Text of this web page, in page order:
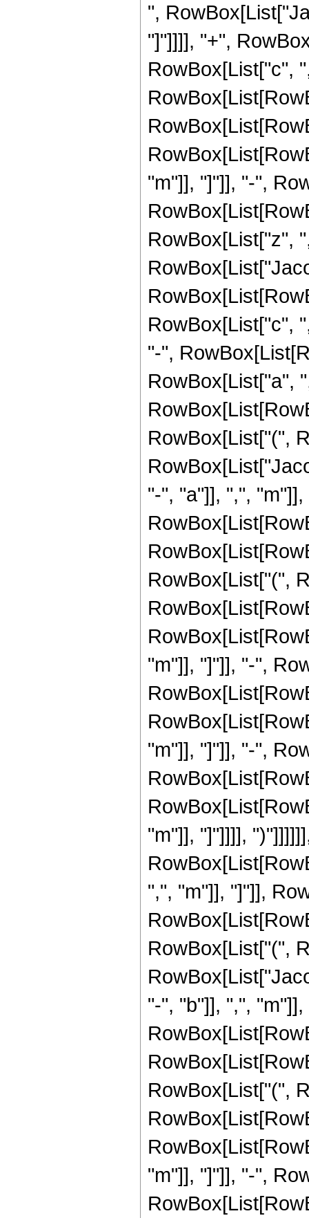
",
"]"]]]], "+",
RowBox[List["c",
"m"]], "]"]], "-",
RowBox[List["z",
RowBox[List["c",
"-",
RowBox[List["a",
RowBox[List["(",
"-", "a"]], ",",
RowBox[List["(",
"m"]], "]"]], "-",
"m"]], "]"]], "-",
"m"]], "]"]]]],
",", "m"]], "]"]],
RowBox[List["(",
"-", "b"]], ",",
RowBox[List["(",
"m"]], "]"]], "-",